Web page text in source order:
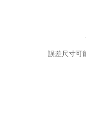
誤差尺寸可